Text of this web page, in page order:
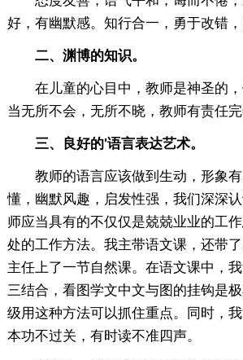
好，有幽默感。知行合一，勇于改错，
二、渊博的知识。
在儿童的心目中，教师是神圣的，
当无所不会，无所不晓，教师有责任完
三、良好的'语言表达艺术。
教师的语言应该做到生动，形象有
懂，幽默风趣，启发性强，我们深深
师应当具有的不仅仅是兢兢业业的工
处的工作方法。我主带语文课，还带
主任上了一节自然课。在语文课中，
三结合，看图学文中文与图的挂钩是
级用这种方法可以抓住重点。同时，
本功不过关，有时读不准四声。